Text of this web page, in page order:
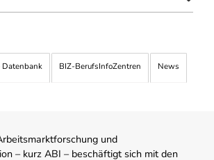
Datenbank BIZ-BerufsInfoZentren News
und
– kurz ABI – beschäftigt sich mit den